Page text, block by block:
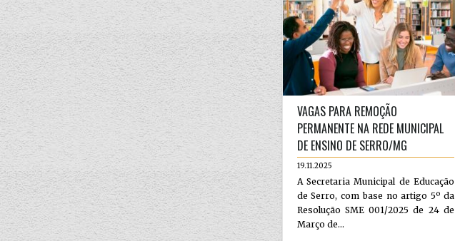
VAGAS PARA REMOÇÃO
PERMANENTE NA REDE MUNICIPAL
DE ENSINO DE SERRO/MG
19.11.2025
A Secretaria Municipal de Educação
de Serro, com base no artigo 5º da
Resolução SME 001/2025 de 24 de
Março de...